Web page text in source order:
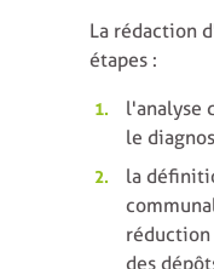
La rédaction
étapes :
l'analyse
le
la
réduction
des